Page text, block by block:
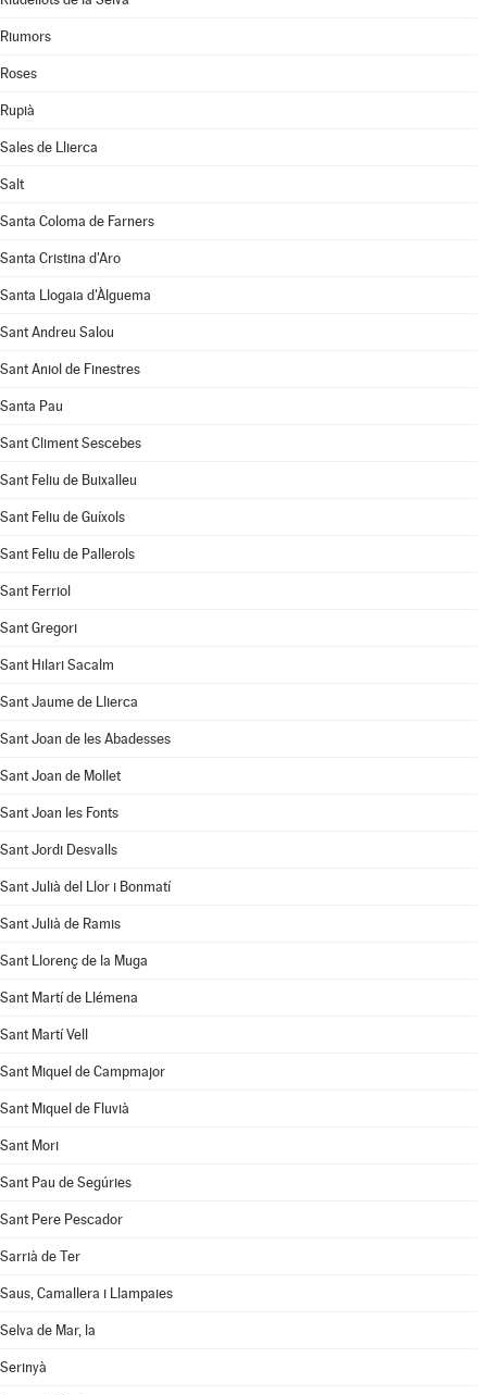
Riumors
Roses
Rupià
Sales de Llierca
Salt
Santa Coloma de Farners
Santa Cristina d'Aro
Santa Llogaia d'Àlguema
Sant Andreu Salou
Sant Aniol de Finestres
Santa Pau
Sant Climent Sescebes
Sant Feliu de Buixalleu
Sant Feliu de Guíxols
Sant Feliu de Pallerols
Sant Ferriol
Sant Gregori
Sant Hilari Sacalm
Sant Jaume de Llierca
Sant Joan de les Abadesses
Sant Joan de Mollet
Sant Joan les Fonts
Sant Jordi Desvalls
Sant Julià del Llor i Bonmatí
Sant Julià de Ramis
Sant Llorenç de la Muga
Sant Martí de Llémena
Sant Martí Vell
Sant Miquel de Campmajor
Sant Miquel de Fluvià
Sant Mori
Sant Pau de Segúries
Sant Pere Pescador
Sarrià de Ter
Saus, Camallera i Llampaies
Selva de Mar, la
Serinyà